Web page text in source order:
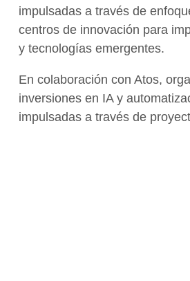
impulsadas a través de
centros de innovación para
y tecnologías emergentes.
En colaboración con Atos,
inversiones en IA y
impulsadas a través de